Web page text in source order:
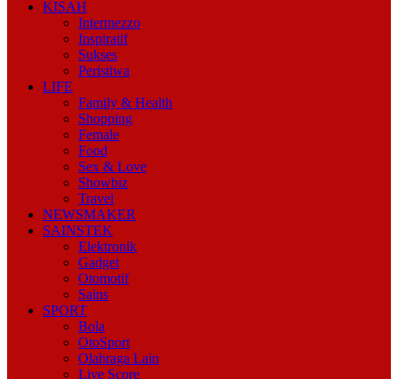
KISAH
Intermezzo
Inspiratif
Sukses
Peristiwa
LIFE
Family & Health
Shopping
Female
Food
Sex & Love
Showbiz
Travel
NEWSMAKER
SAINSTEK
Elektronik
Gadget
Otomotif
Sains
SPORT
Bola
OtoSport
Olahraga Lain
Live Score